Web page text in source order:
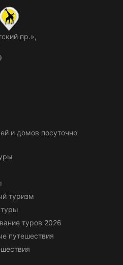
пр.»,
и домов посуточно
туризм
туров 2026
путешествия